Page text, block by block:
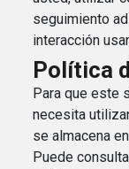
seguimiento
interacción
Política
Para que este
necesita
se almacena
Puede